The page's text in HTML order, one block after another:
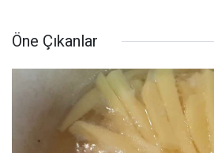
Öne Çıkanlar